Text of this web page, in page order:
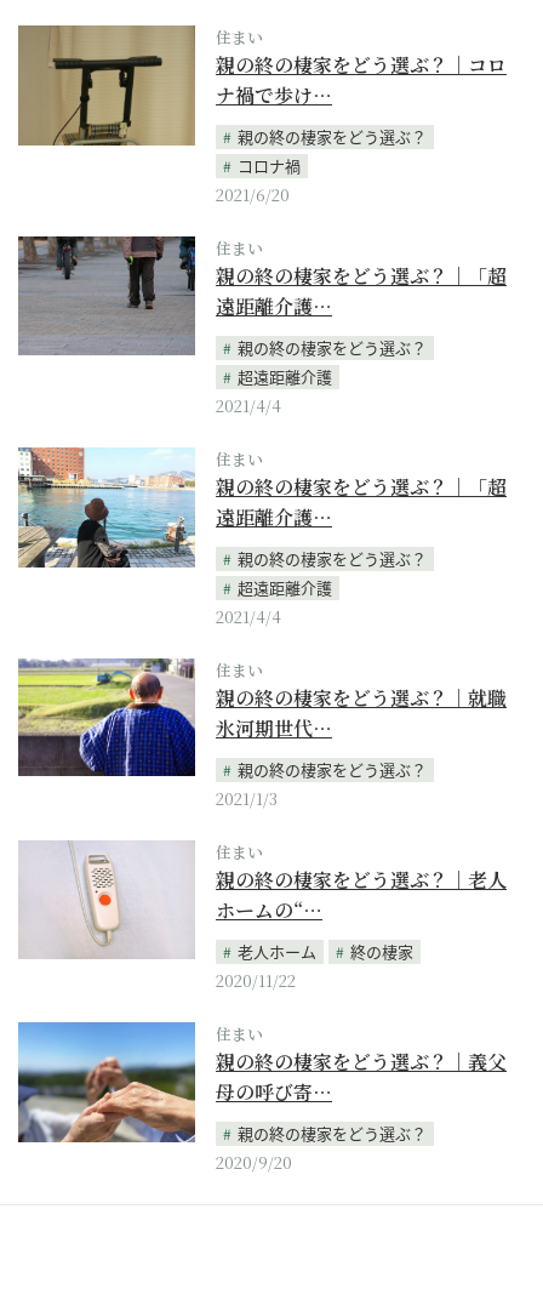
住まい
親の終の棲家をどう選ぶ？｜コロ
ナ禍で歩け…
親の終の棲家をどう選ぶ？
コロナ禍
2021/6/20
住まい
親の終の棲家をどう選ぶ？｜「超
遠距離介護…
親の終の棲家をどう選ぶ？
超遠距離介護
2021/4/4
住まい
親の終の棲家をどう選ぶ？｜「超
遠距離介護…
親の終の棲家をどう選ぶ？
超遠距離介護
2021/4/4
住まい
親の終の棲家をどう選ぶ？｜就職
氷河期世代…
親の終の棲家をどう選ぶ？
2021/1/3
住まい
親の終の棲家をどう選ぶ？｜老人
ホームの“…
老人ホーム
終の棲家
2020/11/22
住まい
親の終の棲家をどう選ぶ？｜義父
母の呼び寄…
親の終の棲家をどう選ぶ？
2020/9/20